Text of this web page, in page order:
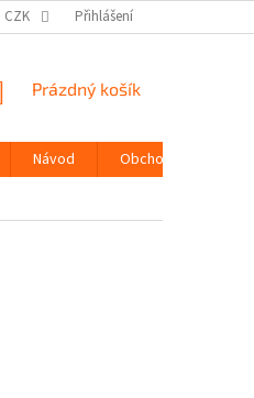
NÁVOD KONTAKTY
CZK Přihlášení
NÁKUPNÍ
Prázdný košík
Návod
Obchodní podmínky